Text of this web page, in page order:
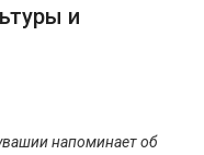
и
напоминает об